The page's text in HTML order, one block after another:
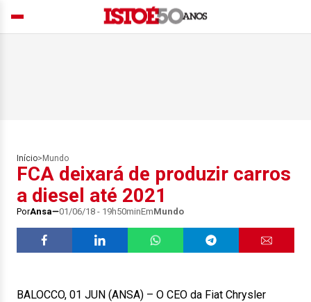
Início> Mundo
FCA deixará de produzir carros
a diesel até 2021
PorAnsa 01/06/18 - 19h50minEmMundo
BALOCCO, 01 JUN (ANSA) – O CEO da Fiat Chrysler